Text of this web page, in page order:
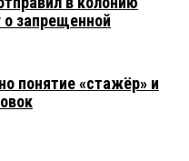
запрещенной
понятие «стажёр» и